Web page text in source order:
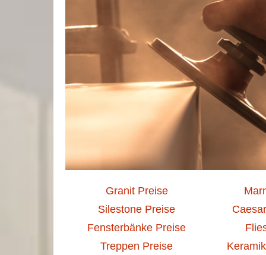
Granit Preise
Silestone Preise
Fensterbänke Preise
Treppen Preise